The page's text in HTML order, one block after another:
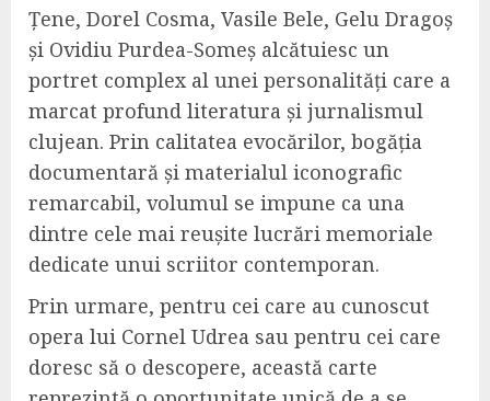
Țene, Dorel Cosma, Vasile Bele, Gelu Dragoș
și Ovidiu Purdea-Someș alcătuiesc un
portret complex al unei personalități care a
marcat profund literatura și jurnalismul
clujean. Prin calitatea evocărilor, bogăția
documentară și materialul iconografic
remarcabil, volumul se impune ca una
dintre cele mai reușite lucrări memoriale
dedicate unui scriitor contemporan.
Prin urmare, pentru cei care au cunoscut
opera lui Cornel Udrea sau pentru cei care
doresc să o descopere, această carte